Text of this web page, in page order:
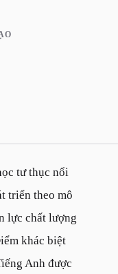
tư thục nổi
triển theo mô
lực chất lượng
khác biệt
Anh được